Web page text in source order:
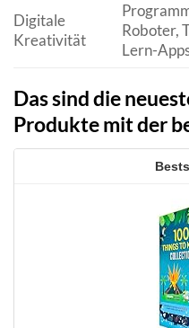
Digitale
Kreativität
Roboter,
Lern-
Das sind die
Produkte mit der